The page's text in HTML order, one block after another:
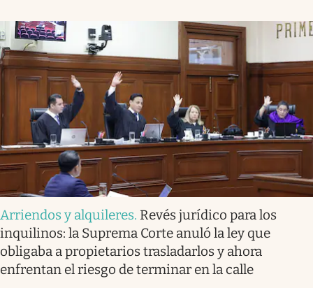
Arriendos y alquileres. Revés jurídico para los
inquilinos: la Suprema Corte anuló la ley que
obligaba a propietarios trasladarlos y ahora
enfrentan el riesgo de terminar en la calle